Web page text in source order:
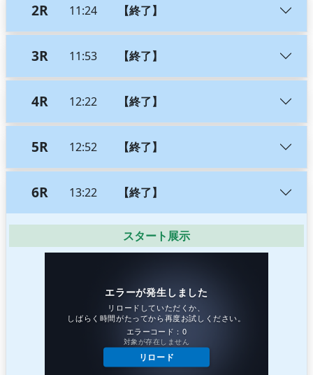
2R 11:24 【終了】
3R 11:53 【終了】
4R 12:22 【終了】
5R 12:52 【終了】
6R 13:22 【終了】
スタート展示